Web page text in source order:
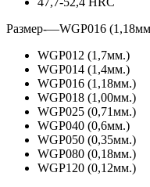
Размер-—WGP016
WGP012 (1,7мм.)
WGP014 (1,4мм.)
WGP016 (1,18мм.)
WGP018 (1,00мм.)
WGP025 (0,71мм.)
WGP040 (0,6мм.)
WGP050 (0,35мм.)
WGP080 (0,18мм.)
WGP120 (0,12мм.)